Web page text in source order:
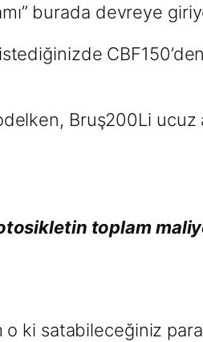
burada devreye
Bruş200Li ucuz
toplam
ki satabileceğiniz